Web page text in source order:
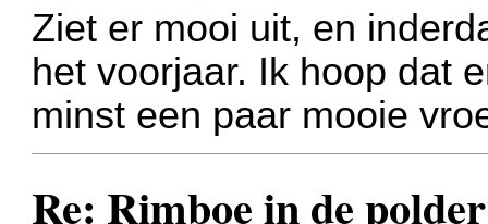
Ziet er mooi uit, en
het voorjaar. Ik hoop dat
minst een paar mooie
Re: Rimboe in de